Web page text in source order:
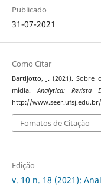
Publicado
31-07-2021
Como Citar
Bartijotto, J. (2021).
mídia.Analytica: Revista
http://
Fomatos de Citação
Edição
v. 10 n. 18 (2021):